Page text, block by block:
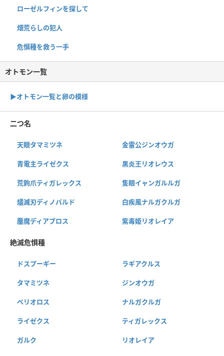
ローゼルフィンを探して
畑荒らしの犯人
危惧種を救う一手
オトモン一覧
▶︎オトモン一覧と卵の模様
二つ名
天眼タマミツネ 金雷公ジンオウガ
青電主ライゼクス 黒炎王リオレウス
荒鉤爪ティガレックス 隻眼イャンガルルガ
燼滅刃ディノバルド 白疾風ナルガクルガ
鏖魔ディアブロス 紫毒姫リオレイア
絶滅危惧種
ドスプーギー ラギアクルス
タマミツネ ジンオウガ
ベリオロス ナルガクルガ
ライゼクス ティガレックス
ガルク リオレイア